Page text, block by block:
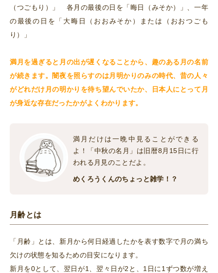
（つごもり）」 各月の最後の日を「晦日（みそか）」、一年
の最後の日を「大晦日（おおみそか）または（おおつごも
り）」
満月を過ぎると月の出が遅くなることから、趣のある月の名前
が続きます。闇夜を照らすのは月明かりのみの時代、昔の人々
がどれだけ月の明かりを待ち望んでいたか、日本人にとって月
が身近な存在だったかがよくわかります。
満月だけは一晩中見ることができる
よ！「中秋の名月」は旧暦8月15日に行
われる月見のことだよ。
めくろうくんのちょっと雑学！？
月齢とは
「月齢」とは、新月から何日経過したかを表す数字で月の満ち
欠けの状態を知るための目安になります。
新月を0として、翌日が1、翌々日が2と、1日に1ずつ数が増え